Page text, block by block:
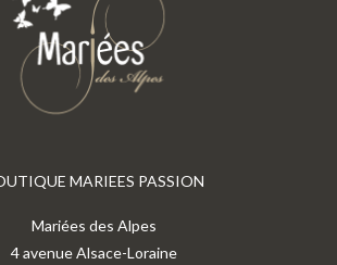
MARIEES PASSION
Mariées des Alpes
4 avenue Alsace-Loraine